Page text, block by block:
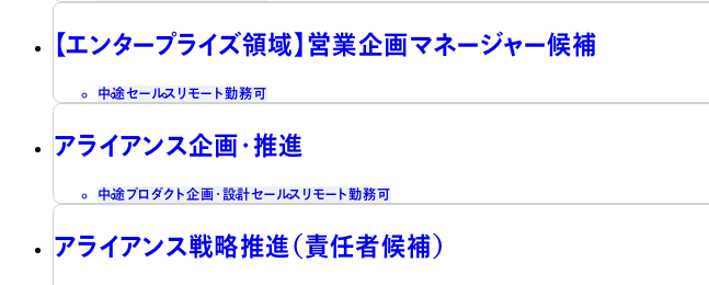
【エンタープライズ領域】営業企画マネージャー候補
中途セールス リモート勤務可
アライアンス企画・推進
中途プロダクト企画・設計セールス リモート勤務可
アライアンス戦略推進（責任者候補）